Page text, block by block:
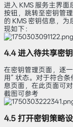
进入 KMS 服务主界面
按钮，跳转至密钥管
的 KMS 密钥信息，
现如下：
4.4 进入待共享密
在密钥管理页面，逐
用” 状态。对于符合
息页面，在此页面可
截图可参考
4.5 打开密钥策略